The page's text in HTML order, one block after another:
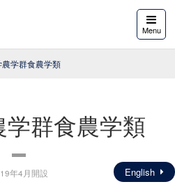
Menu
学群食農学類
群食農学類
年4月開設 English